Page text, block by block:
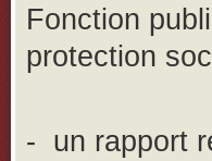
Fonction
protection
- un rapport